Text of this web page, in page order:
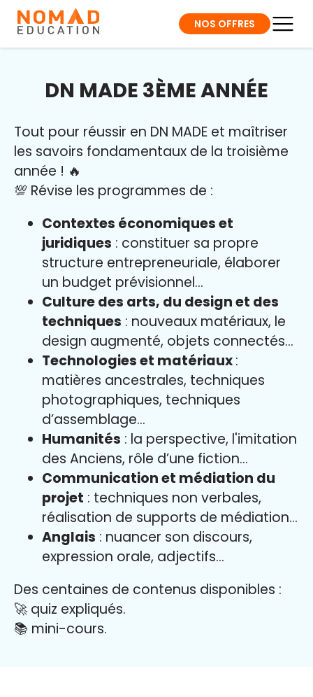
NOS OFFRES
DN MADE 3ÈME ANNÉE
Tout pour réussir en DN MADE et maîtriser
les savoirs fondamentaux de la troisième
année ! 🔥
💯 Révise les programmes de :
Contextes économiques et
juridiques : constituer sa propre
structure entrepreneuriale, élaborer
un budget prévisionnel...
Culture des arts, du design et des
techniques : nouveaux matériaux, le
design augmenté, objets connectés...
Technologies et matériaux:
matières ancestrales, techniques
photographiques, techniques
d’assemblage...
Humanités : la perspective, l'imitation
des Anciens, rôle d’une fiction...
Communication et médiation du
projet : techniques non verbales,
réalisation de supports de médiation...
Anglais : nuancer son discours,
expression orale, adjectifs...
Des centaines de contenus disponibles :
🚀 quiz expliqués.
📚 mini-cours.